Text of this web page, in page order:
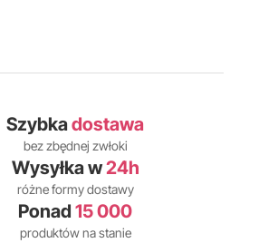
Szybkadostawa
bez zbędnej zwłoki
Wysyłka w24h
różne formy dostawy
Ponad 15 000
produktów na stanie